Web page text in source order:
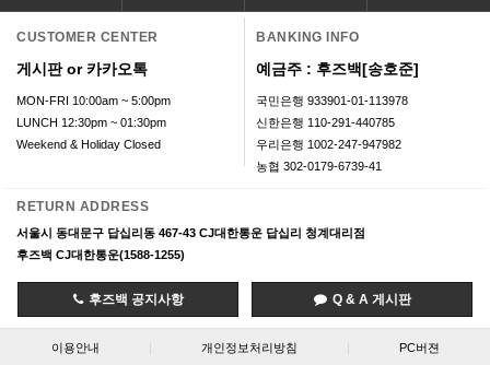
CUSTOMER CENTER
게시판 or 카카오톡
MON-FRI 10:00am ~ 5:00pm
LUNCH 12:30pm ~ 01:30pm
Weekend & Holiday Closed
BANKING INFO
예금주 : 후즈백[송호준]
국민은행 933901-01-113978
신한은행 110-291-440785
우리은행 1002-247-947982
농협 302-0179-6739-41
RETURN ADDRESS
서울시 동대문구 답십리동 467-43 CJ대한통운 답십리 청계대리점
후즈백 CJ대한통운(1588-1255)
후즈백 공지사항 Q & A 게시판
이용안내 | 개인정보처리방침 | PC버젼